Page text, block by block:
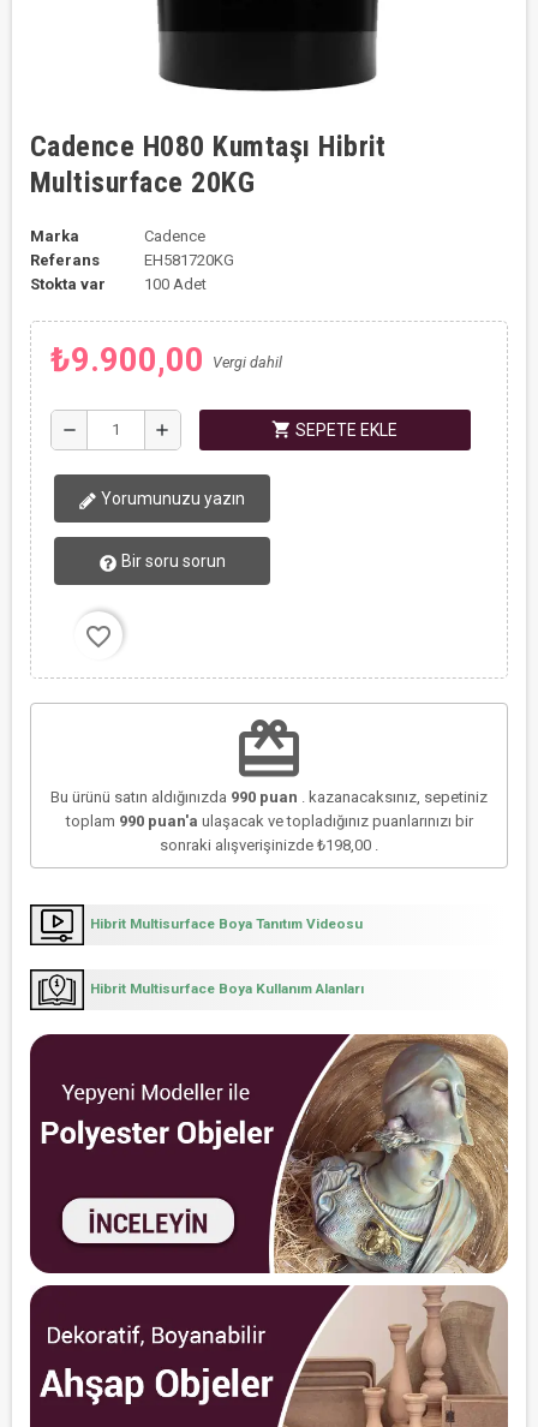
Cadence H080 Kumtaşı Hibrit
Multisurface 20KG
Marka
Cadence
Referans
EH581720KG
Stokta var
100 Adet
₺9.900,00 Vergi dahil
remove add shopping_cart SEPETE EKLE
Yorumunuzu yazın
Bir soru sorun
favorite_border
redeem
Bu ürünü satın aldığınızda 990 puan . kazanacaksınız, sepetiniz
toplam 990puan'a ulaşacak ve topladığınız puanlarınızı bir
sonraki alışverişinizde ₺198,00
Hibrit Multisurface Boya Tanıtım Videosu
Hibrit Multisurface Boya Kullanım Alanları